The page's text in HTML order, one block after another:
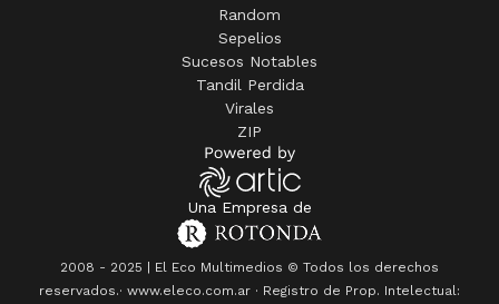
Random
Sepelios
Sucesos Notables
Tandil Perdida
Virales
ZIP
Una Empresa de
2008 - 2025 | El Eco Multimedios © Todos los derechos
reservados.· www.eleco.com.ar · Registro de Prop. Intelectual: